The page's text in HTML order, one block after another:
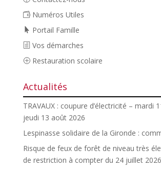
Numéros Utiles
Portail Famille
Vos démarches
Restauration scolaire
Actualités
TRAVAUX : coupure d’électricité – mardi
jeudi 13 août 2026
Lespinasse solidaire de la Gironde :
Risque de feux de forêt de niveau très
de restriction à compter du 24 juillet 2026